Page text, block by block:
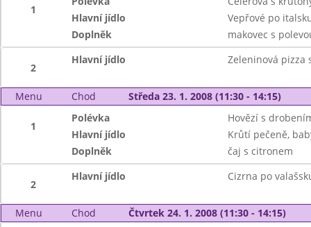
1
Hlavní jídlo
Vepřové po
Doplněk
makovec s
2
Hlavní jídlo Zeleninová pizza
Menu Chod Středa 23. 1. 2008 (11:30 - 14:15)
1
Polévka
Hovězí s
Hlavní jídlo
Krůtí pečeně,
Doplněk
čaj s citronem
2
Hlavní jídlo Cizrna po
Menu Chod Čtvrtek 24. 1. 2008 (11:30 - 14:15)